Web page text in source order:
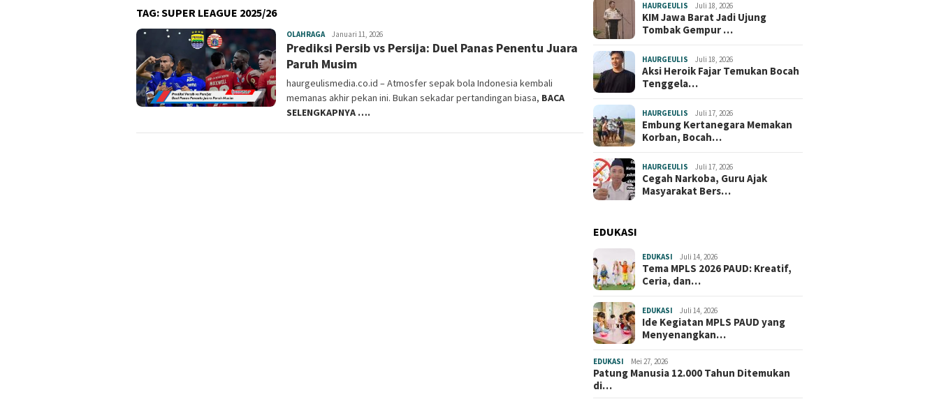
TAG:SUPER LEAGUE 2025/26
OLAHRAGAhaurgeulismedia
Januari 11, 2026
Prediksi Persib vs Persija: Duel Panas Penentu Juara
Paruh Musim
haurgeulismedia.co.id – Atmosfer sepak bola Indonesia kembali
memanas akhir pekan ini. Bukan sekadar pertandingan biasa, BACA
SELENGKAPNYA ….
HAURGEULIS Juli 18, 2026
KIM Jawa Barat Jadi Ujung
Tombak Gempur …
HAURGEULIS Juli 18, 2026
Aksi Heroik Fajar Temukan Bocah
Tenggela…
HAURGEULIS Juli 17, 2026
Embung Kertanegara Memakan
Korban, Bocah…
HAURGEULIS Juli 17, 2026
Cegah Narkoba, Guru Ajak
Masyarakat Bers…
EDUKASI
EDUKASI Juli 14, 2026
Tema MPLS 2026 PAUD: Kreatif,
Ceria, dan…
EDUKASI Juli 14, 2026
Ide Kegiatan MPLS PAUD yang
Menyenangkan…
EDUKASI Mei 27, 2026
Patung Manusia 12.000 Tahun Ditemukan
di…